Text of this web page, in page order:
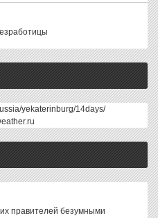
yekaterinburg/14days/
правителей безумными